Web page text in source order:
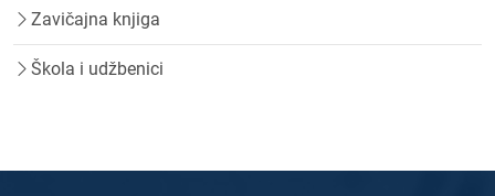
Zavičajna knjiga
Škola i udžbenici